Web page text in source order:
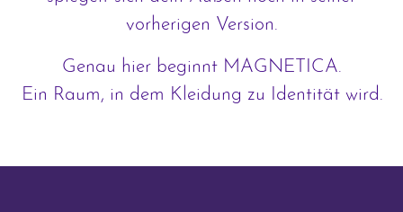
vorherigen Version.
Genau hier beginnt MAGNETICA.
Ein Raum, in dem Kleidung zu Identität wird.